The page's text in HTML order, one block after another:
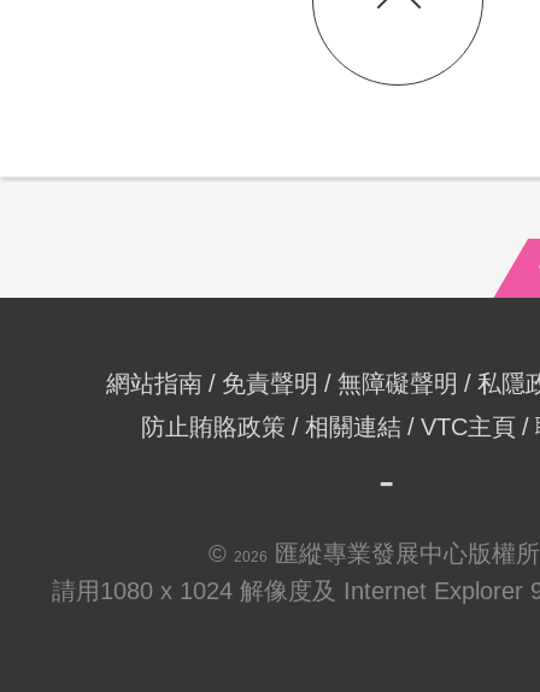
網站指南 免責聲明 無障礙聲明
私隱
防止賄賂政策
相關連結 VTC主頁
© 2026
匯縱專業發展中心版權
請用1080 x 1024 解像度及 Internet Explorer